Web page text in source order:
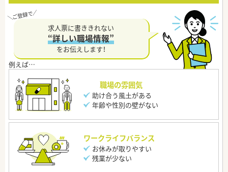
求人票に書ききれない
“詳しい職場情報”
をお伝えします！
職場の雰囲気
助け合う風土がある
年齢や性別の壁がない
ワークライフバランス
お休みが取りやすい
残業が少ない